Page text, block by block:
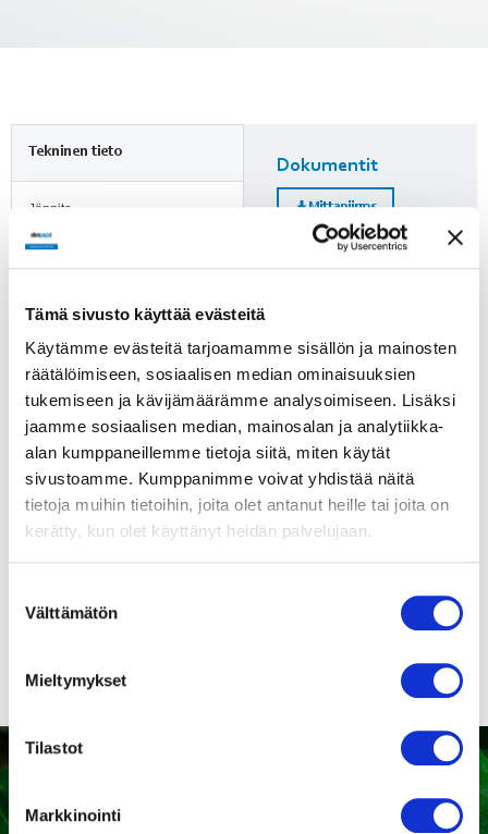
Tämä sivusto käyttää evästeitä
Käytämme evästeitä tarjoamamme sisällön ja mainosten
räätälöimiseen, sosiaalisen median ominaisuuksien
tukemiseen ja kävijämäärämme analysoimiseen. Lisäksi
jaamme sosiaalisen median, mainosalan ja analytiikka-
alan kumppaneillemme tietoja siitä, miten käytät
sivustoamme. Kumppanimme voivat yhdistää näitä
tietoja muihin tietoihin, joita olet antanut heille tai joita on
kerätty, kun olet käyttänyt heidän palvelujaan.
valinta
Välttämätön
Mieltymykset
Tilastot
Markkinointi
Tekninen tieto
Jännite
24 VDC
Kierrosluku
28 min-1
Paino
2.1 kg
Tuotenumero
9416355259
Dokumentit
Mittapiirros
ErP-direktiivi ei koske alle
125 W puhaltimia. Yli 125 W
puhaltimien kohdalle on
direktiivin vaatimukset.
turvamääräykset!